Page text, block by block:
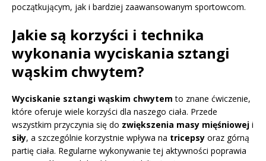
początkującym, jak i bardziej zaawansowanym sportowcom.
Jakie są korzyści i technika
wykonania wyciskania sztangi
wąskim chwytem?
Wyciskanie sztangi wąskim chwytem to znane ćwiczenie,
które oferuje wiele korzyści dla naszego ciała. Przede
wszystkim przyczynia się do zwiększenia masy mięśniowej i
siły, a szczególnie korzystnie wpływa na tricepsy oraz górną
partię ciała. Regularne wykonywanie tej aktywności poprawia